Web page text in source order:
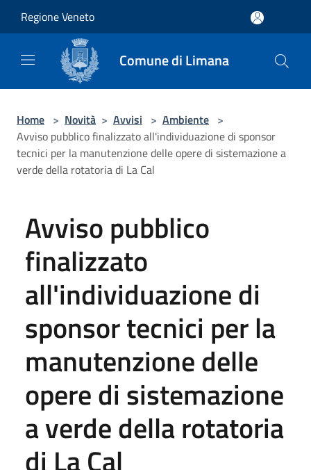
Regione Veneto
Comune di Limana
Home > Novità > Avvisi > Ambiente >
Avviso pubblico finalizzato all'individuazione di sponsor
tecnici per la manutenzione delle opere di sistemazione a
verde della rotatoria di La Cal
Avviso pubblico
finalizzato
all'individuazione di
sponsor tecnici per la
manutenzione delle
opere di sistemazione
a verde della rotatoria
di La Cal